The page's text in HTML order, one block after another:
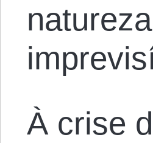
À crise